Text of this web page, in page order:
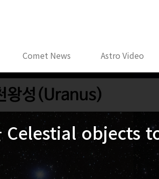
Comet News Astro Video
Celestial objects